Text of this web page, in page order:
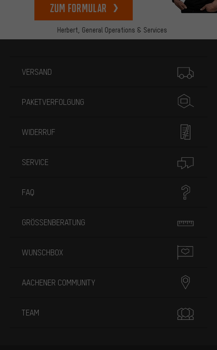
Herbert, General Operations & Services
zum Formular
VERSAND
PAKETVERFOLGUNG
WIDERRUF
SERVICE
FAQ
GRÖSSENBERATUNG
WUNSCHBOX
AACHENER COMMUNITY
TEAM